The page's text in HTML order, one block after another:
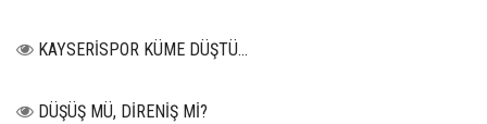
KAYSERİSPOR KÜME DÜŞTÜ…
DÜŞÜŞ MÜ, DİRENİŞ Mİ?